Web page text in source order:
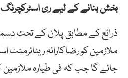
بخش بنانے کے لیے ری اسٹرکچرنگ پلان 2021 تیار کر
ذرائع کے مطابق پلان کے تحت
ملازمین کو رضاکارانہ ریٹائرمنٹ
جائے گا جب کہ فی طیارہ